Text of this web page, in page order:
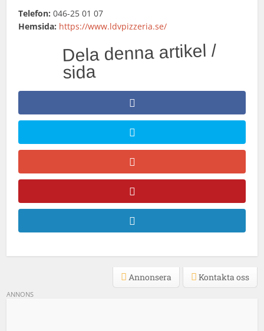
Telefon: 046-25 01 07
Hemsida: https://www.ldvpizzeria.se/
Dela denna artikel /
sida
Kontakta oss
Annonsera
ANNONS